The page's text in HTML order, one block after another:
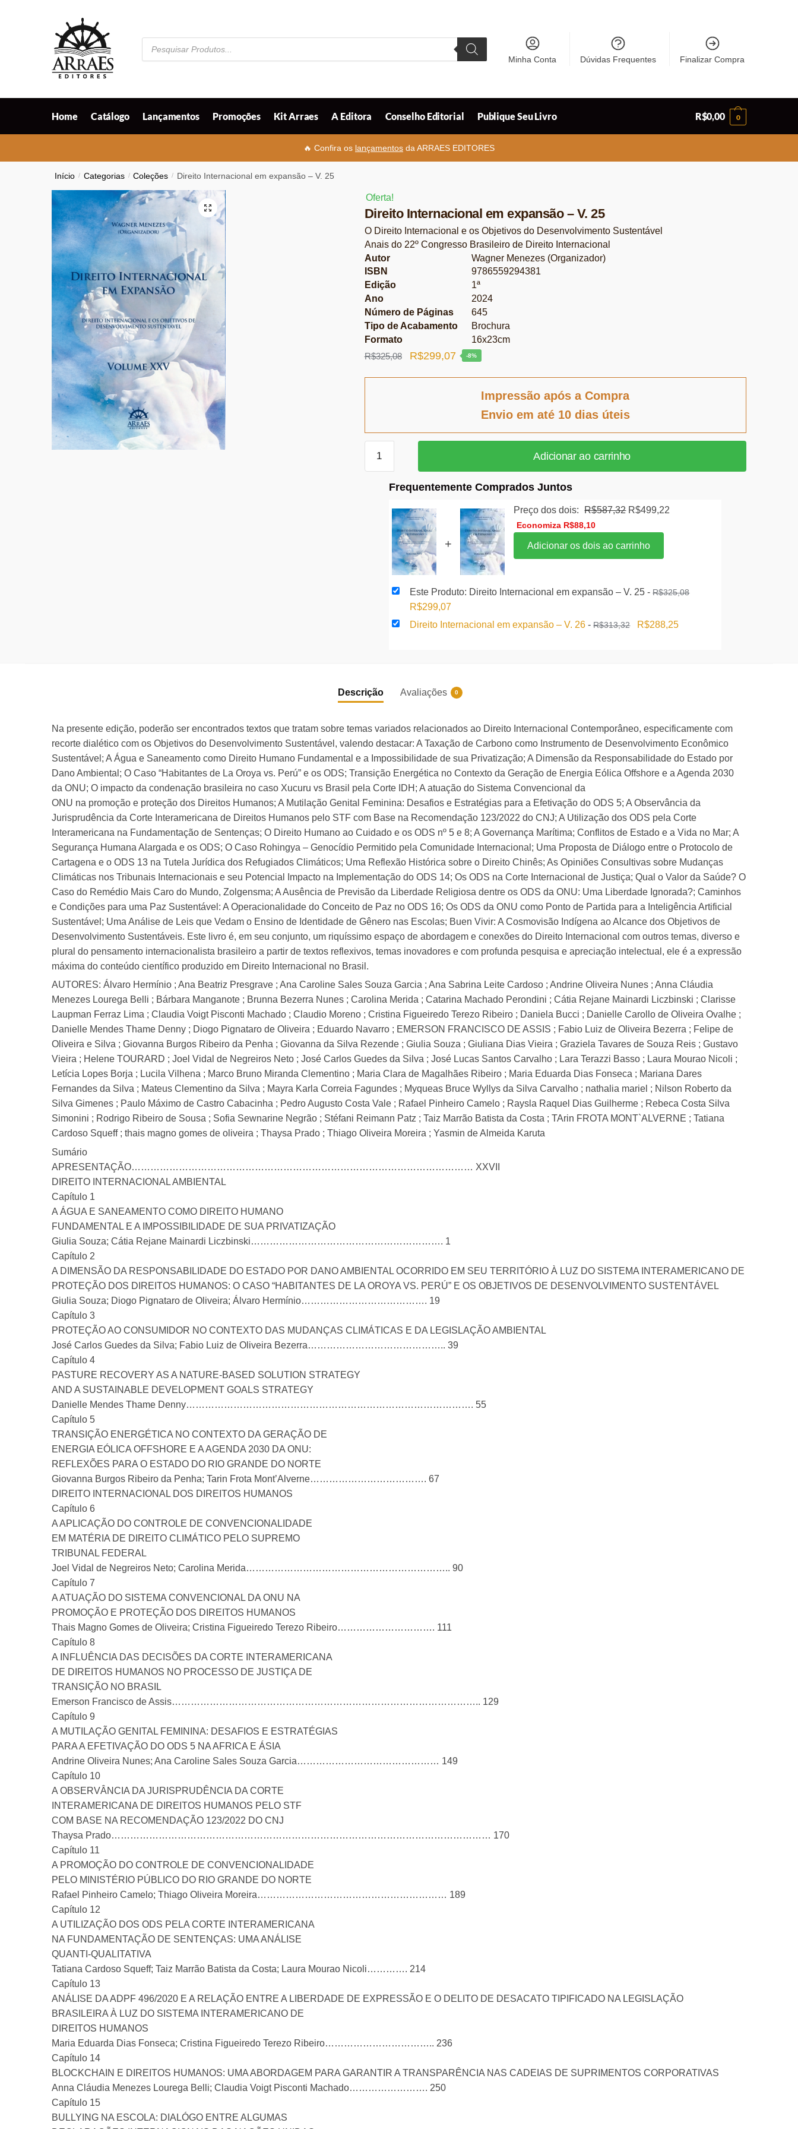
Pesquisar
produtos
Minha Conta Dúvidas Frequentes Finalizar Compra
Home Catálogo Lançamentos Promoções Kit Arraes A Editora Conselho Editorial Publique Seu Livro R$0,00 0
🔥 Confira os lançamentos da ARRAES EDITORES
Início / Categorias / Coleções / Direito Internacional em expansão – V. 25
🔍
Oferta!
Direito Internacional em expansão – V. 25
O Direito Internacional e os Objetivos do Desenvolvimento Sustentável
Anais do 22º Congresso Brasileiro de Direito Internacional
Autor
Wagner Menezes (Organizador)
ISBN
9786559294381
Edição
1ª
Ano
2024
Número de Páginas
645
Tipo de Acabamento
Brochura
Formato
16x23cm
R$325,08
O
R$299,07O
-8%
Impressão após a Compra
Envio em até 10 dias úteis
Internacional
expansão
quantidade
Adicionar ao carrinho
Frequentemente Comprados Juntos
+
Preço dos dois: R$587,32 O
R$499,22
Economiza R$88,10
Adicionar os dois ao carrinho
Este Produto: Direito Internacional em expansão – V. 25-R$325,08
O
preço
R$299,07
preço
Direito Internacional em expansão – V. 26-R$313,32
O
R$288,25O
Descrição
Avaliações 0
Na presente edição, poderão ser encontrados textos que tratam sobre temas variados relacionados ao Direito Internacional Contemporâneo, especificamente com
recorte dialético com os Objetivos do Desenvolvimento Sustentável, valendo destacar: A Taxação de Carbono como Instrumento de Desenvolvimento Econômico
Sustentável; A Água e Saneamento como Direito Humano Fundamental e a Impossibilidade de sua Privatização; A Dimensão da Responsabilidade do Estado por
Dano Ambiental; O Caso “Habitantes de La Oroya vs. Perú” e os ODS; Transição Energética no Contexto da Geração de Energia Eólica Offshore e a Agenda 2030
da ONU; O impacto da condenação brasileira no caso Xucuru vs Brasil pela Corte IDH; A atuação do Sistema Convencional da
ONU na promoção e proteção dos Direitos Humanos; A Mutilação Genital Feminina: Desafios e Estratégias para a Efetivação do ODS 5; A Observância da
Jurisprudência da Corte Interamericana de Direitos Humanos pelo STF com Base na Recomendação 123/2022 do CNJ; A Utilização dos ODS pela Corte
Interamericana na Fundamentação de Sentenças; O Direito Humano ao Cuidado e os ODS nº 5 e 8; A Governança Marítima; Conflitos de Estado e a Vida no Mar; A
Segurança Humana Alargada e os ODS; O Caso Rohingya – Genocídio Permitido pela Comunidade Internacional; Uma Proposta de Diálogo entre o Protocolo de
Cartagena e o ODS 13 na Tutela Jurídica dos Refugiados Climáticos; Uma Reflexão Histórica sobre o Direito Chinês; As Opiniões Consultivas sobre Mudanças
Climáticas nos Tribunais Internacionais e seu Potencial Impacto na Implementação do ODS 14; Os ODS na Corte Internacional de Justiça; Qual o Valor da Saúde? O
Caso do Remédio Mais Caro do Mundo, Zolgensma; A Ausência de Previsão da Liberdade Religiosa dentre os ODS da ONU: Uma Liberdade Ignorada?; Caminhos
e Condições para uma Paz Sustentável: A Operacionalidade do Conceito de Paz no ODS 16; Os ODS da ONU como Ponto de Partida para a Inteligência Artificial
Sustentável; Uma Análise de Leis que Vedam o Ensino de Identidade de Gênero nas Escolas; Buen Vivir: A Cosmovisão Indígena ao Alcance dos Objetivos de
Desenvolvimento Sustentáveis. Este livro é, em seu conjunto, um riquíssimo espaço de abordagem e conexões do Direito Internacional com outros temas, diverso e
plural do pensamento internacionalista brasileiro a partir de textos reflexivos, temas inovadores e com profunda pesquisa e apreciação intelectual, ele é a expressão
máxima do conteúdo científico produzido em Direito Internacional no Brasil.
AUTORES: Álvaro Hermínio ; Ana Beatriz Presgrave ; Ana Caroline Sales Souza Garcia ; Ana Sabrina Leite Cardoso ; Andrine Oliveira Nunes ; Anna Cláudia
Menezes Lourega Belli ; Bárbara Manganote ; Brunna Bezerra Nunes ; Carolina Merida ; Catarina Machado Perondini ; Cátia Rejane Mainardi Liczbinski ; Clarisse
Laupman Ferraz Lima ; Claudia Voigt Pisconti Machado ; Claudio Moreno ; Cristina Figueiredo Terezo Ribeiro ; Daniela Bucci ; Danielle Carollo de Oliveira Ovalhe ;
Danielle Mendes Thame Denny ; Diogo Pignataro de Oliveira ; Eduardo Navarro ; EMERSON FRANCISCO DE ASSIS ; Fabio Luiz de Oliveira Bezerra ; Felipe de
Oliveira e Silva ; Giovanna Burgos Ribeiro da Penha ; Giovanna da Silva Rezende ; Giulia Souza ; Giuliana Dias Vieira ; Graziela Tavares de Souza Reis ; Gustavo
Vieira ; Helene TOURARD ; Joel Vidal de Negreiros Neto ; José Carlos Guedes da Silva ; José Lucas Santos Carvalho ; Lara Terazzi Basso ; Laura Mourao Nicoli ;
Letícia Lopes Borja ; Lucila Vilhena ; Marco Bruno Miranda Clementino ; Maria Clara de Magalhães Ribeiro ; Maria Eduarda Dias Fonseca ; Mariana Dares
Fernandes da Silva ; Mateus Clementino da Silva ; Mayra Karla Correia Fagundes ; Myqueas Bruce Wyllys da Silva Carvalho ; nathalia mariel ; Nilson Roberto da
Silva Gimenes ; Paulo Máximo de Castro Cabacinha ; Pedro Augusto Costa Vale ; Rafael Pinheiro Camelo ; Raysla Raquel Dias Guilherme ; Rebeca Costa Silva
Simonini ; Rodrigo Ribeiro de Sousa ; Sofia Sewnarine Negrão ; Stéfani Reimann Patz ; Taiz Marrão Batista da Costa ; TArin FROTA MONT`ALVERNE ; Tatiana
Cardoso Squeff ; thais magno gomes de oliveira ; Thaysa Prado ; Thiago Oliveira Moreira ; Yasmin de Almeida Karuta
Sumário
APRESENTAÇÃO……………………………………………………………………………………………… XXVII
DIREITO INTERNACIONAL AMBIENTAL
Capítulo 1
A ÁGUA E SANEAMENTO COMO DIREITO HUMANO
FUNDAMENTAL E A IMPOSSIBILIDADE DE SUA PRIVATIZAÇÃO
Giulia Souza; Cátia Rejane Mainardi Liczbinski……………………………………………………. 1
Capítulo 2
A DIMENSÃO DA RESPONSABILIDADE DO ESTADO POR DANO AMBIENTAL OCORRIDO EM SEU TERRITÓRIO À LUZ DO SISTEMA INTERAMERICANO DE
PROTEÇÃO DOS DIREITOS HUMANOS: O CASO “HABITANTES DE LA OROYA VS. PERÚ” E OS OBJETIVOS DE DESENVOLVIMENTO SUSTENTÁVEL
Giulia Souza; Diogo Pignataro de Oliveira; Álvaro Hermínio…………………………………. 19
Capítulo 3
PROTEÇÃO AO CONSUMIDOR NO CONTEXTO DAS MUDANÇAS CLIMÁTICAS E DA LEGISLAÇÃO AMBIENTAL
José Carlos Guedes da Silva; Fabio Luiz de Oliveira Bezerra…………………………………….. 39
Capítulo 4
PASTURE RECOVERY AS A NATURE-BASED SOLUTION STRATEGY
AND A SUSTAINABLE DEVELOPMENT GOALS STRATEGY
Danielle Mendes Thame Denny………………………………………………………………………………. 55
Capítulo 5
TRANSIÇÃO ENERGÉTICA NO CONTEXTO DA GERAÇÃO DE
ENERGIA EÓLICA OFFSHORE E A AGENDA 2030 DA ONU:
REFLEXÕES PARA O ESTADO DO RIO GRANDE DO NORTE
Giovanna Burgos Ribeiro da Penha; Tarin Frota Mont’Alverne………………………………. 67
DIREITO INTERNACIONAL DOS DIREITOS HUMANOS
Capítulo 6
A APLICAÇÃO DO CONTROLE DE CONVENCIONALIDADE
EM MATÉRIA DE DIREITO CLIMÁTICO PELO SUPREMO
TRIBUNAL FEDERAL
Joel Vidal de Negreiros Neto; Carolina Merida……………………………………………………….. 90
Capítulo 7
A ATUAÇÃO DO SISTEMA CONVENCIONAL DA ONU NA
PROMOÇÃO E PROTEÇÃO DOS DIREITOS HUMANOS
Thais Magno Gomes de Oliveira; Cristina Figueiredo Terezo Ribeiro…………………………. 111
Capítulo 8
A INFLUÊNCIA DAS DECISÕES DA CORTE INTERAMERICANA
DE DIREITOS HUMANOS NO PROCESSO DE JUSTIÇA DE
TRANSIÇÃO NO BRASIL
Emerson Francisco de Assis…………………………………………………………………………………….. 129
Capítulo 9
A MUTILAÇÃO GENITAL FEMININA: DESAFIOS E ESTRATÉGIAS
PARA A EFETIVAÇÃO DO ODS 5 NA AFRICA E ÁSIA
Andrine Oliveira Nunes; Ana Caroline Sales Souza Garcia……………………………………… 149
Capítulo 10
A OBSERVÂNCIA DA JURISPRUDÊNCIA DA CORTE
INTERAMERICANA DE DIREITOS HUMANOS PELO STF
COM BASE NA RECOMENDAÇÃO 123/2022 DO CNJ
Thaysa Prado………………………………………………………………………………………………………… 170
Capítulo 11
A PROMOÇÃO DO CONTROLE DE CONVENCIONALIDADE
PELO MINISTÉRIO PÚBLICO DO RIO GRANDE DO NORTE
Rafael Pinheiro Camelo; Thiago Oliveira Moreira…………………………………………………… 189
Capítulo 12
A UTILIZAÇÃO DOS ODS PELA CORTE INTERAMERICANA
NA FUNDAMENTAÇÃO DE SENTENÇAS: UMA ANÁLISE
QUANTI-QUALITATIVA
Tatiana Cardoso Squeff; Taiz Marrão Batista da Costa; Laura Mourao Nicoli…………. 214
Capítulo 13
ANÁLISE DA ADPF 496/2020 E A RELAÇÃO ENTRE A LIBERDADE DE EXPRESSÃO E O DELITO DE DESACATO TIPIFICADO NA LEGISLAÇÃO
BRASILEIRA À LUZ DO SISTEMA INTERAMERICANO DE
DIREITOS HUMANOS
Maria Eduarda Dias Fonseca; Cristina Figueiredo Terezo Ribeiro…………………………….. 236
Capítulo 14
BLOCKCHAIN E DIREITOS HUMANOS: UMA ABORDAGEM PARA GARANTIR A TRANSPARÊNCIA NAS CADEIAS DE SUPRIMENTOS CORPORATIVAS
Anna Cláudia Menezes Lourega Belli; Claudia Voigt Pisconti Machado……………………. 250
Capítulo 15
BULLYING NA ESCOLA: DIALÓGO ENTRE ALGUMAS